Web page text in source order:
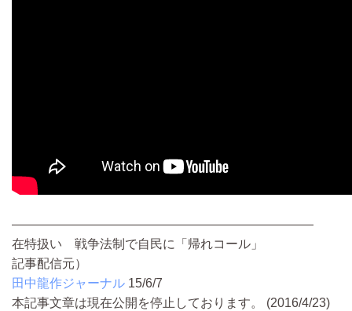
――――――――――――――――――――――――
在特扱い 戦争法制で自民に「帰れコール」
記事配信元）
田中龍作ジャーナル 15/6/7
本記事文章は現在公開を停止しております。 (2016/4/23)